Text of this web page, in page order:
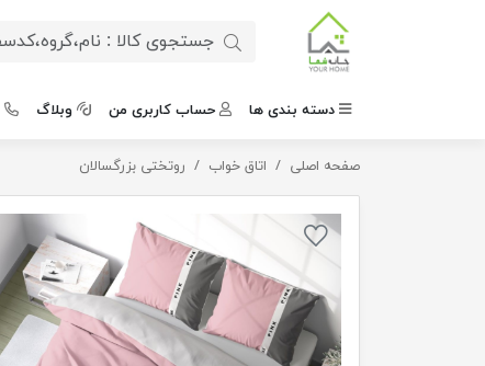
دسته بندی ها حساب کاربری من وبلاگ
صفحه اصلی اتاق خواب روتختی بزرگسالان روتختی صورتی مینیمال